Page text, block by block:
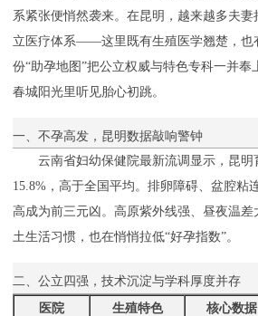
系紧张便悄然袭来。在昆明，越来越多夫妻
立医疗体系——这里既有生殖医学翘楚，也
份“助孕地图”把公立权威与特色专科一并
春城阳光里听见胎心初跳。
一、不孕高发，昆明数据敲响警钟
云南省妇幼保健院最新流调显示，昆明
15.8%，高于全国平均。排卵障碍、盆腔粘
高成为前三元凶。高原紫外线强、昼夜温
土生活习惯，也在悄悄拉低“好孕指数”。
二、公立四强，技术沉淀与学科厚度并存
医院
生殖特色 核心数据